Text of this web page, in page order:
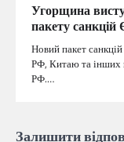
Угорщина
пакету
Новий пакет
РФ, Китаю та інших
РФ.…
Залишити